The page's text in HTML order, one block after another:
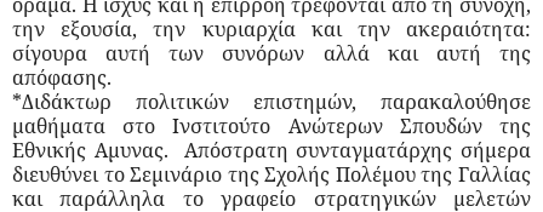
την εξουσία, την κυριαρχία και την ακεραιότητα:
σίγουρα αυτή των συνόρων αλλά και αυτή της
απόφασης.
*Διδάκτωρ πολιτικών επιστημών, παρακαλούθησε
μαθήματα στο Ινστιτούτο Ανώτερων Σπουδών της
Εθνικής Αμυνας.
Απόστρατη συνταγματάρχης σήμερα
διευθύνει το Σεμινάριο της Σχολής Πολέμου της Γαλλίας
και παράλληλα το γραφείο στρατηγικών μελετών